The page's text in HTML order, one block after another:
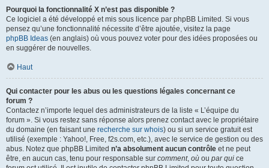
Pourquoi la fonctionnalité X n’est pas disponible ?
Ce logiciel a été développé et mis sous licence par phpBB Limited. Si vous
pensez qu’une fonctionnalité nécessite d’être ajoutée, visitez la page
phpBB Ideas (en anglais) où vous pouvez voter pour des idées proposées ou
en suggérer de nouvelles.
Haut
Qui contacter pour les abus ou les questions légales concernant ce
forum ?
Contactez n’importe lequel des administrateurs de la liste « L’équipe du
forum ». Si vous restez sans réponse alors prenez contact avec le propriétaire
du domaine (en faisant une recherche sur whois) ou si un service gratuit est
utilisé (exemple : Yahoo!, Free, f2s.com, etc.), avec le service de gestion ou des
abus. Notez que phpBB Limited n’a absolument aucun contrôle et ne peut
être, en aucun cas, tenu pour responsable sur comment, où ou par qui ce